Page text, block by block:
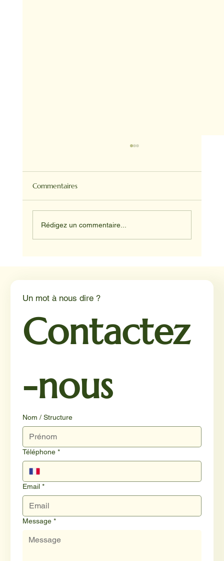
Commentaires
Rédigez un commentaire...
Un mot à nous dire ?
Contactez
-nous
Nom / Structure
Téléphone *
Email *
Message *